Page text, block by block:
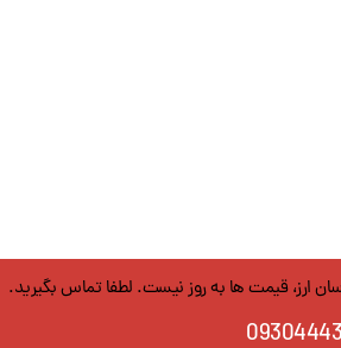
ارز، قیمت ها به روز نیست. لطفا تماس بگیرید.